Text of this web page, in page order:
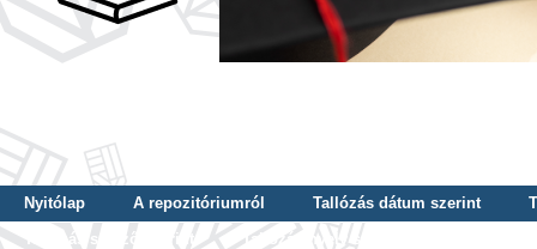
Nyitólap A repozitóriumról Tallózás dátum szerint
Tallózás szerző szerint
Tallózás nyelv szerint